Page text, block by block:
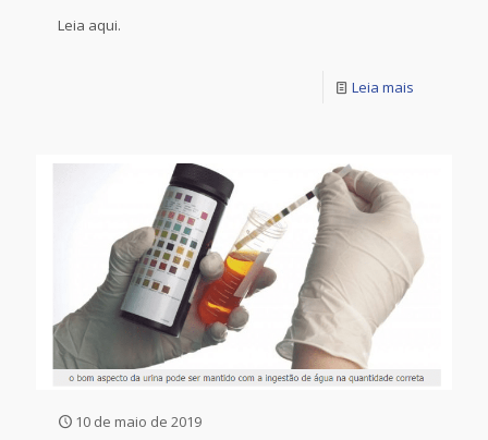
Leia aqui.
Leia mais
10 de maio de 2019